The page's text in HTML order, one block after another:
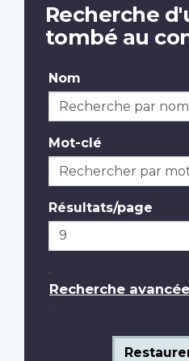
Recherche
tombé au
Nom
Mot-clé
Résultats/page
Recherche avancée